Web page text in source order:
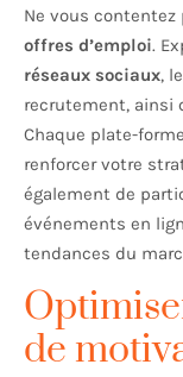
Ne vous contentez
offres d’emploi.
réseaux sociaux,
recrutement, ainsi
Chaque plate-
renforcer votre
également de
événements en
tendances du
de